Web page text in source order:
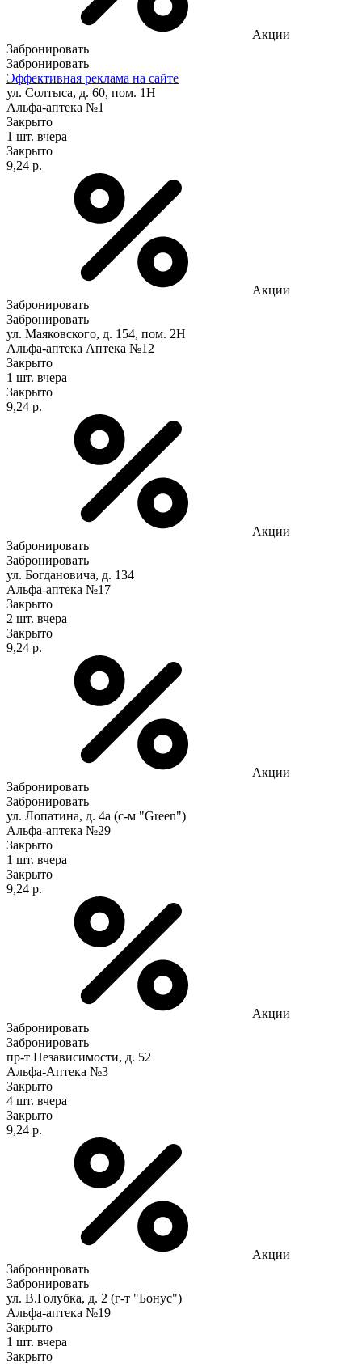
Акции
Забронировать
Забронировать
Эффективная реклама на сайте
ул. Солтыса, д. 60, пом. 1Н
Альфа-аптека №1
Закрыто
1 шт. вчера
Закрыто
9,24 р.
Акции
Забронировать
Забронировать
ул. Маяковского, д. 154, пом. 2Н
Альфа-аптека Аптека №12
Закрыто
1 шт. вчера
Закрыто
9,24 р.
Акции
Забронировать
Забронировать
ул. Богдановича, д. 134
Альфа-аптека №17
Закрыто
2 шт. вчера
Закрыто
9,24 р.
Акции
Забронировать
Забронировать
ул. Лопатина, д. 4а (с-м "Green")
Альфа-аптека №29
Закрыто
1 шт. вчера
Закрыто
9,24 р.
Акции
Забронировать
Забронировать
пр-т Независимости, д. 52
Альфа-Аптека №3
Закрыто
4 шт. вчера
Закрыто
9,24 р.
Акции
Забронировать
Забронировать
ул. В.Голубка, д. 2 (г-т "Бонус")
Альфа-аптека №19
Закрыто
1 шт. вчера
Закрыто